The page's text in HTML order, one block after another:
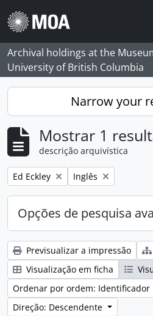
Skip to main content
Archival holdings at the
University of British Columbia
Narrow your
Mostrar 1
descrição arquivística
Remove filter:
Ed Eckley Remove filter:
Inglês
Opções de pesquisa
Previsualizar a impressão
Visualização em ficha
Ordenar por ordem: Identificador
Direção: Descendente